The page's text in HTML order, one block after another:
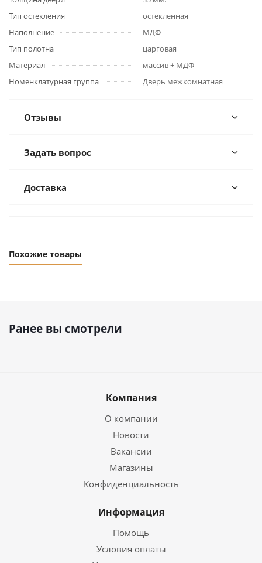
Тип остекления
остекленная
Наполнение
МДФ
Тип полотна
царговая
Материал
массив + МДФ
Номенклатурная группа
Дверь межкомнатная
Отзывы
Задать вопрос
Доставка
Похожие товары
Ранее вы смотрели
Компания
О компании
Новости
Вакансии
Магазины
Конфиденциальность
Информация
Помощь
Условия оплаты